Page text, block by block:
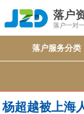
落户
落户一对
落户服务分类
杨超越被上海